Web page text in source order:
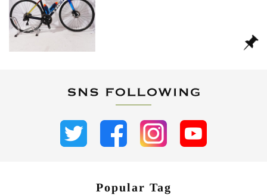
Popular Tag